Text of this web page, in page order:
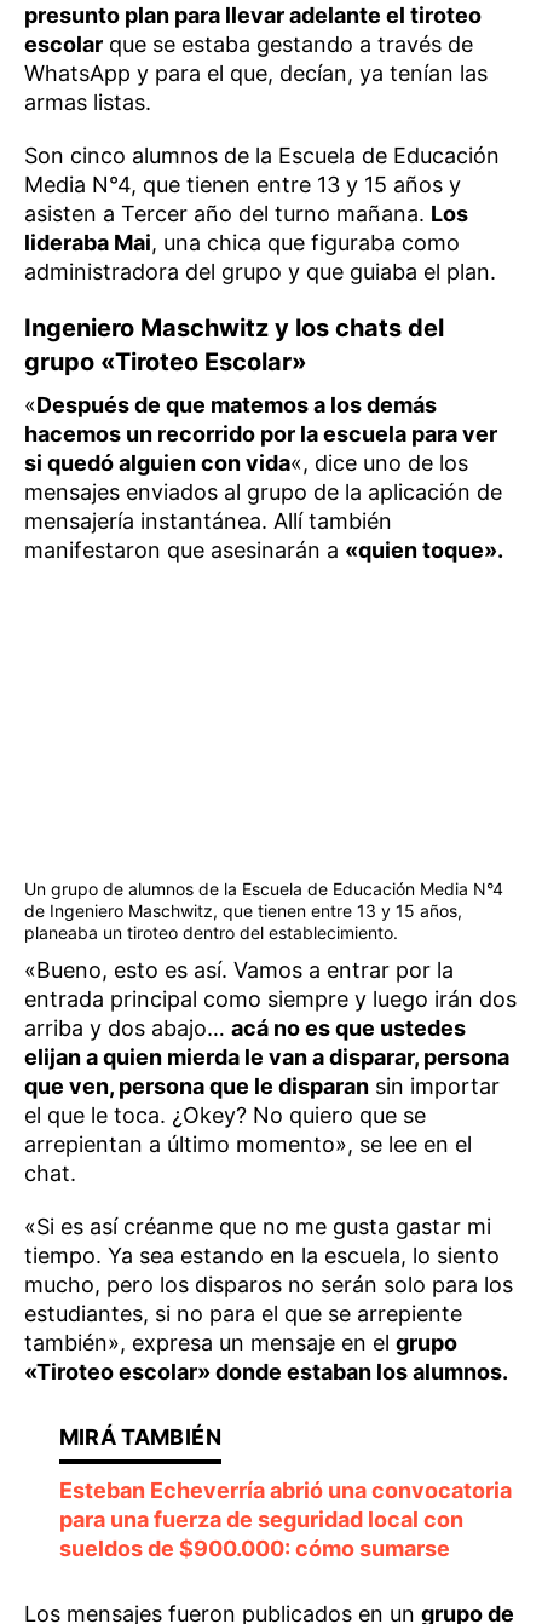
presunto plan para llevar adelante el tiroteo
escolar que se estaba gestando a través de
WhatsApp y para el que, decían, ya tenían las
armas listas.
Son cinco alumnos de la Escuela de Educación
Media N°4, que tienen entre 13 y 15 años y
asisten a Tercer año del turno mañana. Los
lideraba Mai, una chica que figuraba como
administradora del grupo y que guiaba el plan.
Ingeniero Maschwitz y los chats del
grupo «Tiroteo Escolar»
«Después de que matemos a los demás
hacemos un recorrido por la escuela para ver
si quedó alguien con vida«, dice uno de los
mensajes enviados al grupo de la aplicación de
mensajería instantánea. Allí también
manifestaron que asesinarán a «quien toque».
Un grupo de alumnos de la Escuela de Educación Media N°4
de Ingeniero Maschwitz, que tienen entre 13 y 15 años,
planeaba un tiroteo dentro del establecimiento.
«Bueno, esto es así. Vamos a entrar por la
entrada principal como siempre y luego irán dos
arriba y dos abajo… acá no es que ustedes
elijan a quien mierda le van a disparar, persona
que ven, persona que le disparan sin importar
el que le toca. ¿Okey? No quiero que se
arrepientan a último momento», se lee en el
chat.
«Si es así créanme que no me gusta gastar mi
tiempo. Ya sea estando en la escuela, lo siento
mucho, pero los disparos no serán solo para los
estudiantes, si no para el que se arrepiente
también», expresa un mensaje en el grupo
«Tiroteo escolar» donde estaban los alumnos.
Esteban Echeverría abrió una convocatoria
para una fuerza de seguridad local con
sueldos de $900.000: cómo sumarse
Los mensajes fueron publicados en un grupo de